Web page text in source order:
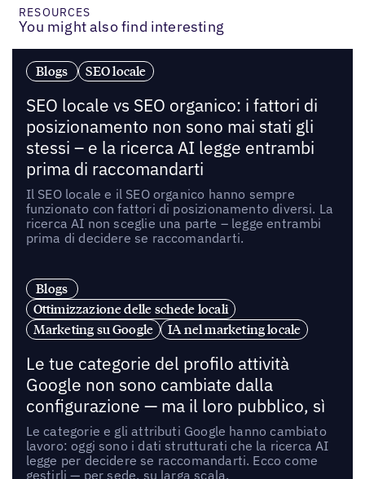
RESOURCES
You might also find interesting
Blogs SEO locale
SEO locale vs SEO organico: i fattori di
posizionamento non sono mai stati gli
stessi – e la ricerca AI legge entrambi
prima di raccomandarti
Il SEO locale e il SEO organico hanno sempre
funzionato con fattori di posizionamento diversi. La
ricerca AI non sceglie una parte – legge entrambi
prima di decidere se raccomandarti.
Blogs
Ottimizzazione delle schede locali
Marketing su Google
IA nel marketing locale
Le tue categorie del profilo attività
Google non sono cambiate dalla
configurazione — ma il loro pubblico, sì
Le categorie e gli attributi Google hanno cambiato
lavoro: oggi sono i dati strutturati che la ricerca AI
legge per decidere se raccomandarti. Ecco come
gestirli — per sede, su larga scala.